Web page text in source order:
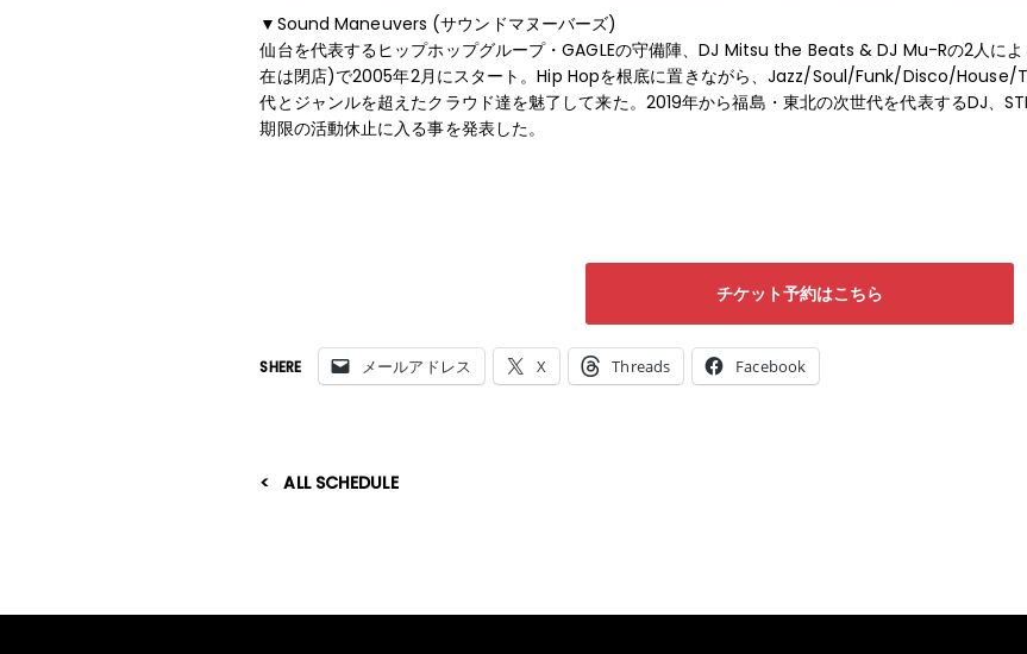
▼Sound Maneuvers (サウンドマヌーバーズ)
仙台を代表するヒップホップグループ・GAGLEの守備陣、DJ Mitsu the Beats & DJ Mu-Rの2人に
在は閉店)で2005年2月にスタート。Hip Hopを根底に置きながら、Jazz/Soul/Funk/Disco/House/
代とジャンルを超えたクラウド達を魅了して来た。2019年から福島・東北の次世代を代表するDJ、
期限の活動休止に入る事を発表した。
チケット予約はこちら
SHERE メールアドレス X Threads Facebook
ALL SCHEDULE